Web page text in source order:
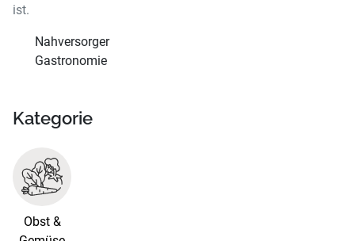
ist.
Nahversorger
Gastronomie
Kategorie
Obst &